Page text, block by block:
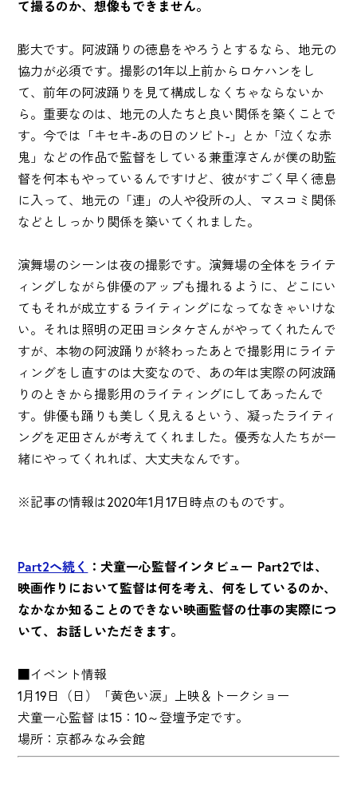
て撮るのか、想像もできません。
膨大です。阿波踊りの徳島をやろうとするなら、地元の
協力が必須です。撮影の1年以上前からロケハンをし
て、前年の阿波踊りを見て構成しなくちゃならないか
ら。重要なのは、地元の人たちと良い関係を築くことで
す。今では「キセキ-あの日のソビト-」とか「泣くな赤
鬼」などの作品で監督をしている兼重淳さんが僕の助監
督を何本もやっているんですけど、彼がすごく早く徳島
に入って、地元の「連」の人や役所の人、マスコミ関係
などとしっかり関係を築いてくれました。
演舞場のシーンは夜の撮影です。演舞場の全体をライテ
ィングしながら俳優のアップも撮れるように、どこにい
てもそれが成立するライティングになってなきゃいけな
い。それは照明の疋田ヨシタケさんがやってくれたんで
すが、本物の阿波踊りが終わったあとで撮影用にライテ
ィングをし直すのは大変なので、あの年は実際の阿波踊
りのときから撮影用のライティングにしてあったんで
す。俳優も踊りも美しく見えるという、凝ったライティ
ングを疋田さんが考えてくれました。優秀な人たちが一
緒にやってくれれば、大丈夫なんです。
※記事の情報は2020年1月17日時点のものです。
Part2へ続く ：犬童一心監督インタビュー Part2では、
映画作りにおいて監督は何を考え、何をしているのか、
なかなか知ることのできない映画監督の仕事の実際につ
いて、お話しいただきます。
■イベント情報
1月19日（日）「黄色い涙」上映＆トークショー
犬童一心監督 は15：10～登壇予定です。
場所：京都みなみ会館